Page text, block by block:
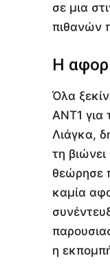
σε μια
πιθανών
Η
Όλα
ΑΝΤ1 για
Λιάγκα,
τη
θεώρησε
καμία
η